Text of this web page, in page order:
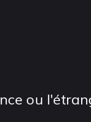
ou